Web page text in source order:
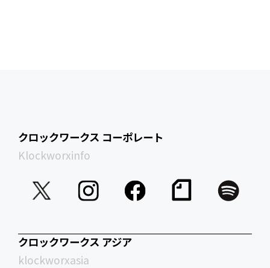
クロックワークス コーポレート
Klockworxinfo
クロックワークス アジア
klockworxasia